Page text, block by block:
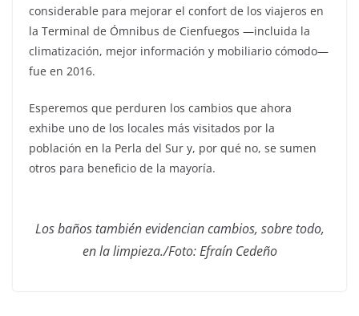
considerable para mejorar el confort de los viajeros en
la Terminal de Ómnibus de Cienfuegos —incluida la
climatización, mejor información y mobiliario cómodo—
fue en 2016.
Esperemos que perduren los cambios que ahora
exhibe uno de los locales más visitados por la
población en la Perla del Sur y, por qué no, se sumen
otros para beneficio de la mayoría.
Los baños también evidencian cambios, sobre todo,
en la limpieza./Foto: Efraín Cedeño